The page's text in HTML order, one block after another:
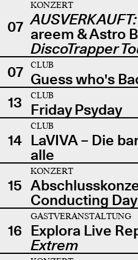
07
KONZERT
AUSVERKAUFT:
areem & Astro
DiscoTrapper
07
CLUB
Guess who's
13
CLUB
Friday Psyday
14
CLUB
LaVIVA – Die
alle
15
KONZERT
Conducting
16
GASTVERANSTALTUNG
Explora Live
Extrem